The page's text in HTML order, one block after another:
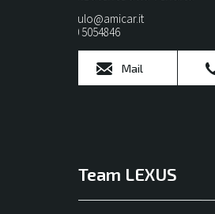
zerulo@amicar.it
080 5054846
Mail
Team LEXUS